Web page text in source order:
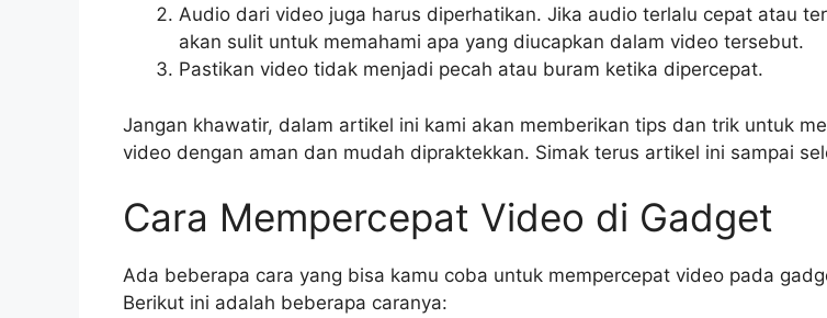
Audio dari video juga harus diperhatikan. Jika audio terlalu cepat atau
akan sulit untuk memahami apa yang diucapkan dalam video tersebut.
Pastikan video tidak menjadi pecah atau buram ketika dipercepat.
Jangan khawatir, dalam artikel ini kami akan memberikan tips dan trik untuk
video dengan aman dan mudah dipraktekkan. Simak terus artikel ini sampai
Cara Mempercepat Video di Gadget
Ada beberapa cara yang bisa kamu coba untuk mempercepat video pada
Berikut ini adalah beberapa caranya: